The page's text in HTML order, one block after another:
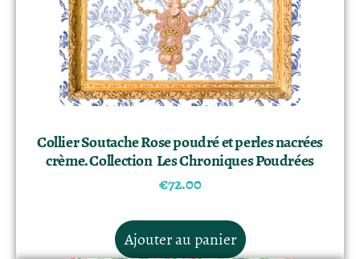
Collier Soutache Rose poudré et perles nacrées
crème. Collection Les Chroniques Poudrées
€72.00
Ajouter au panier